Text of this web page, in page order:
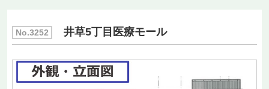
No.3252 井草5丁目医療モール